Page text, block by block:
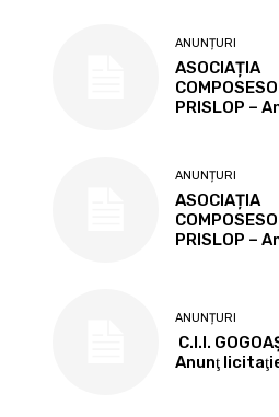
ANUNȚURI
ASOCIAȚIA
PRISLOP –
ANUNȚURI
ASOCIAȚIA
PRISLOP –
ANUNȚURI
C.I.I.
Anunţ